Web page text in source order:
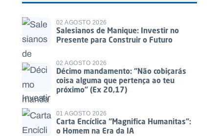
02 AGOSTO 2026
Salesianos de Manique: Investir no
Presente para Construir o Futuro
02 AGOSTO 2026
Décimo mandamento: “Não cobiçarás
coisa alguma que pertença ao teu
próximo” (Ex 20,17)
01 AGOSTO 2026
Carta Encíclica “Magnifica Humanitas”:
o Homem na Era da IA